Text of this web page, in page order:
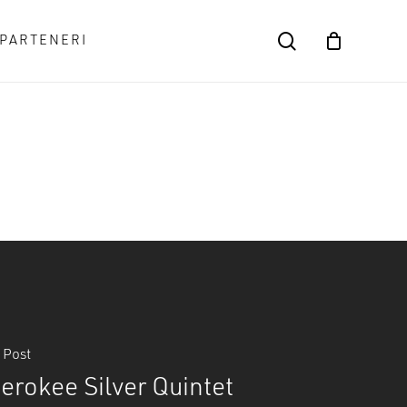
PARTENERI search
Post
Silver Quintet